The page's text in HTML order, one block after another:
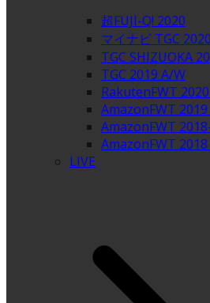
超FUJI-Q! 2020
マイナビ TGC
TGC SHIZUOKA
TGC 2019 A/W
RakutenFWT
AmazonFWT 2019
AmazonFWT
AmazonFWT 2018
LIVE